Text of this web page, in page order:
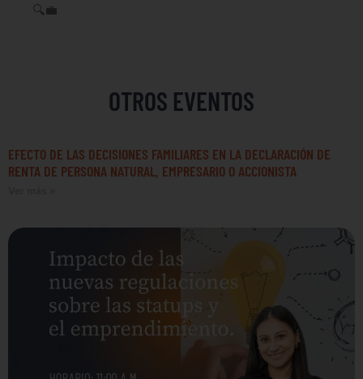
🔍💼
OTROS EVENTOS
EFECTO DE LAS DECISIONES FAMILIARES EN LA DECLARACIÓN DE
RENTA DE PERSONA NATURAL, EMPRESARIO O ACCIONISTA